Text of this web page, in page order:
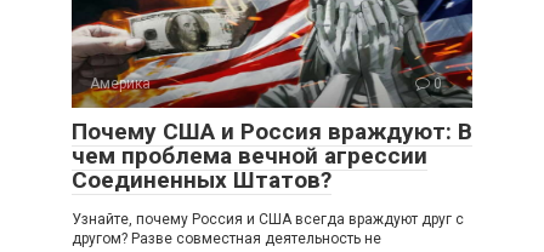
Америка 0
Почему США и Россия враждуют: В
чем проблема вечной агрессии
Соединенных Штатов?
Узнайте, почему Россия и США всегда враждуют друг с
другом? Разве совместная деятельность не